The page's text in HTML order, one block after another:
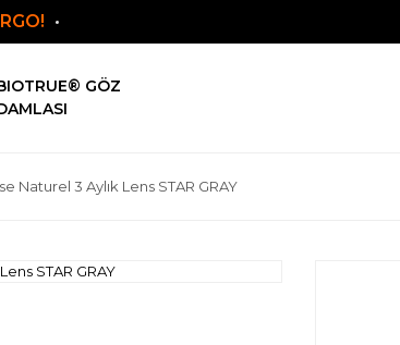
GÖZ
Naturel 3 Aylık Lens STAR GRAY